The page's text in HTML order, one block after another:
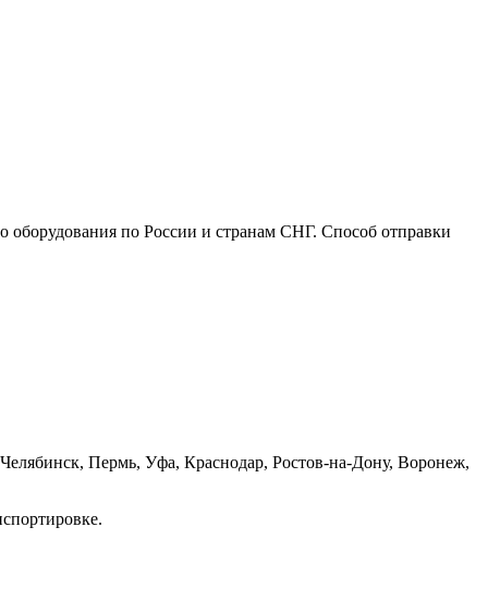
оборудования по России и странам СНГ. Способ отправки
Пермь, Уфа, Краснодар, Ростов-на-Дону, Воронеж,